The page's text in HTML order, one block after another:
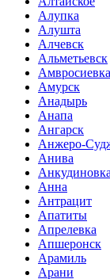
Алупка
Алушта
Алчевск
Альметьевск
Амвросиевка
Амурск
Анадырь
Анапа
Ангарск
Анжеро-
Анива
Анкудиновка
Анна
Антрацит
Апатиты
Апрелевка
Апшеронск
Арамиль
Арани